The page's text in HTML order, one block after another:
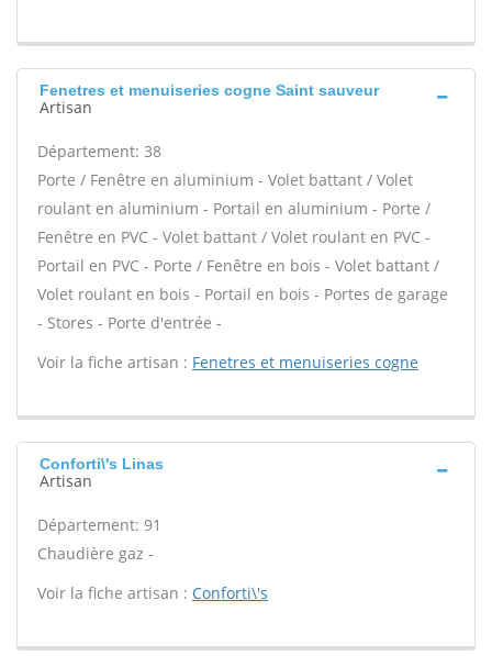
Fenetres et menuiseries cogne Saint sauveur
Artisan
Département: 38
Porte / Fenêtre en aluminium - Volet battant / Volet
roulant en aluminium - Portail en aluminium - Porte /
Fenêtre en PVC - Volet battant / Volet roulant en PVC -
Portail en PVC - Porte / Fenêtre en bois - Volet battant /
Volet roulant en bois - Portail en bois - Portes de garage
- Stores - Porte d'entrée -
Voir la fiche artisan : Fenetres et menuiseries cogne
Conforti\'s Linas
Artisan
Département: 91
Chaudière gaz -
Voir la fiche artisan : Conforti\'s